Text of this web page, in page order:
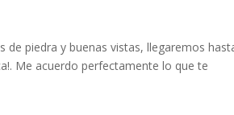
de piedra y buenas vistas, llegaremos
Me acuerdo perfectamente lo que te